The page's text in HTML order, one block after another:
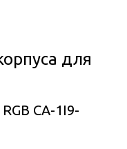
для
CA-1I9-